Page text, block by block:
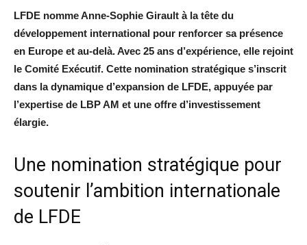
LFDE nomme Anne-Sophie Girault à la tête du
développement international pour renforcer sa présence
en Europe et au-delà. Avec 25 ans d’expérience, elle rejoint
le Comité Exécutif. Cette nomination stratégique s’inscrit
dans la dynamique d’expansion de LFDE, appuyée par
l’expertise de LBP AM et une offre d’investissement
élargie.
Une nomination stratégique pour
soutenir l’ambition internationale
de LFDE